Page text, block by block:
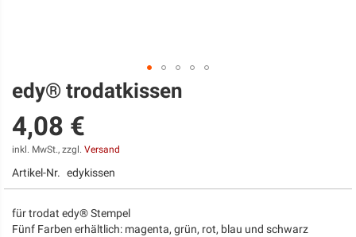
Zum
Anfang
der
Bildgalerie
springen
edy® trodatkissen
4,08 €
inkl. MwSt., zzgl. Versand
Artikel-Nr. edykissen
für trodat edy® Stempel
Fünf Farben erhältlich: magenta, grün, rot, blau und schwarz